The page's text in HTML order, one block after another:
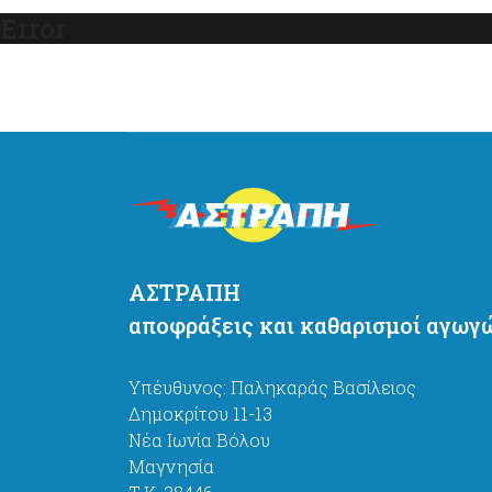
ΑΣΤΡΑΠΗ
αποφράξεις και καθαρισμοί
Υπέυθυνος: Παληκαράς Βασίλειος
Δημοκρίτου 11-13
Νέα Ιωνία Βόλου
Μαγνησία